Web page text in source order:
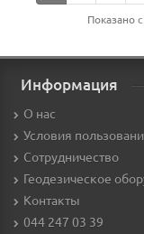
Показано
Информация
О нас
Условия
Сотрудничество
Геодезическое
Контакты
044 247 03 39